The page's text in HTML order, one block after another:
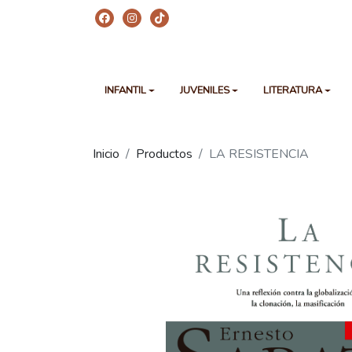
INFANTIL JUVENILES LITERATURA
Inicio Productos LA RESISTENCIA